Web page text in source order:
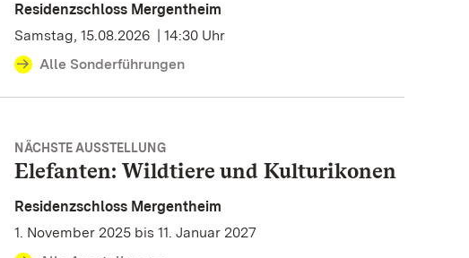
Residenzschloss Mergentheim
Samstag, 15.08.2026 | 14:30 Uhr
Alle Sonderführungen
Elefanten: Wildtiere und Kulturikonen
NÄCHSTE AUSSTELLUNG
Residenzschloss Mergentheim
1. November 2025 bis 11. Januar 2027